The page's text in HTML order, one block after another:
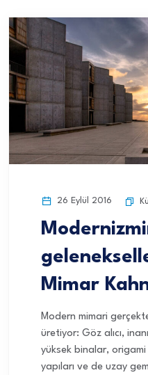
26 Eylül 2016
Mimar
Modern mimari
üretiyor: Göz alıcı,
yüksek binalar,
yapıları ve de uzay